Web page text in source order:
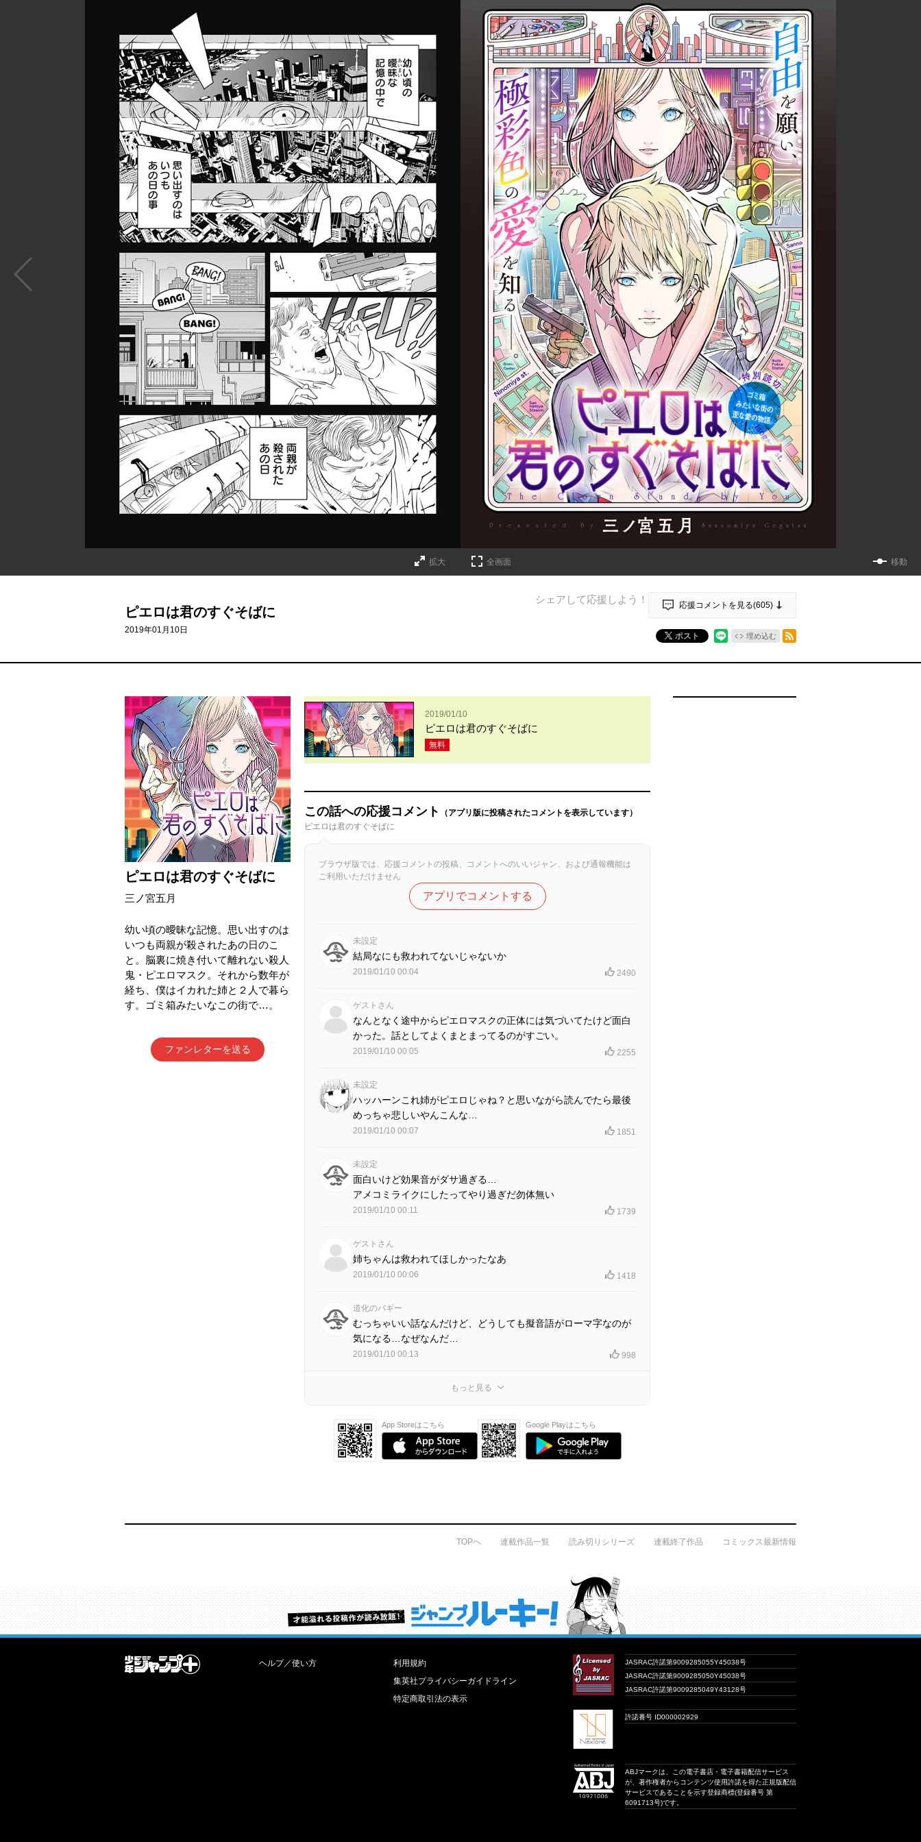
拡大 全画面 移動
ピエロは君のすぐそばに
2019年01月10日
シェアして応援しよう！ 応援コメントを見る(605)
ポスト 埋め込む
ピエロは君のすぐそばに
三ノ宮五月
幼い頃の曖昧な記憶。思い出すのは
いつも両親が殺されたあの日のこ
と。脳裏に焼き付いて離れない殺人
鬼・ピエロマスク。それから数年が
経ち、僕はイカれた姉と２人で暮ら
す。ゴミ箱みたいなこの街で…。
ファンレターを送る
2019/01/10
ピエロは君のすぐそばに
無料
この話への応援コメント
（アプリ版に投稿されたコメントを表示しています）
ピエロは君のすぐそばに
ブラウザ版では、応援コメントの投稿、コメントへのいいジャン、および通報機能は
ご利用いただけません
アプリでコメントする
未設定
結局なにも救われてないじゃないか
2019/01/10 00:04 2490
ゲストさん
なんとなく途中からピエロマスクの正体には気づいてたけど面白
かった。話としてよくまとまってるのがすごい。
2019/01/10 00:05 2255
未設定
ハッハーンこれ姉がピエロじゃね？と思いながら読んでたら最後
めっちゃ悲しいやんこんな…
2019/01/10 00:07 1851
未設定
面白いけど効果音がダサ過ぎる…
アメコミライクにしたってやり過ぎだ勿体無い
2019/01/10 00:11 1739
ゲストさん
姉ちゃんは救われてほしかったなあ
2019/01/10 00:06 1418
道化のバギー
むっちゃいい話なんだけど、どうしても擬音語がローマ字なのが
気になる…なぜなんだ…
2019/01/10 00:13 998
もっと見る
App Storeはこちら Google Playはこちら
TOPへ 連載作品一覧 読み切りシリーズ 連載終了作品 コミックス最新情報
才能溢れる投稿作が読み放題！ ジャンプルーキー！
ヘルプ／使い方
利用規約
集英社プライバシーガイドライン
特定商取引法の表示
JASRAC許諾第9009285055Y45038号
JASRAC許諾第9009285050Y45038号
JASRAC許諾第9009285049Y43128号
許諾番号 ID000002929
ABJマークは、この電子書店・電子書籍配信サービス
が、著作権者からコンテンツ使用許諾を得た正規版配信
サービスであることを示す登録商標(登録番号 第
6091713号)です。